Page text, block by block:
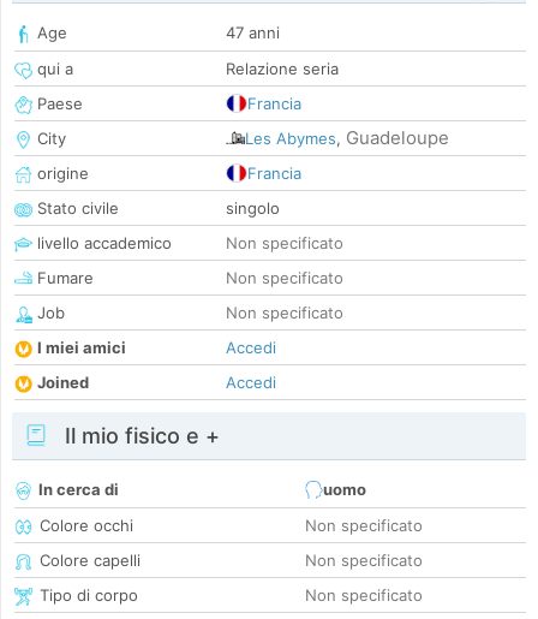
Age
47 anni
qui a
Relazione seria
Paese
Francia
City
Les Abymes, Guadeloupe
origine
Francia
Stato civile
singolo
livello accademico
Non specificato
Fumare
Non specificato
Job
Non specificato
I miei amici
Accedi
Joined
Accedi
Il mio fisico e +
In cerca di
uomo
Colore occhi
Non specificato
Colore capelli
Non specificato
Tipo di corpo
Non specificato